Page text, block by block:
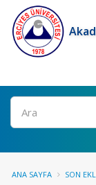
Ara
ANA SAYFA SON